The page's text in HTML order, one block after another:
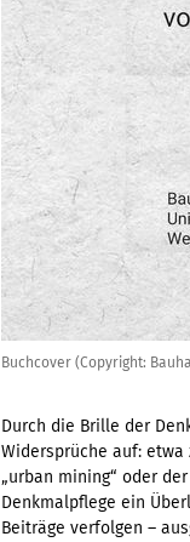
Buchcover (Copyright:
Durch die Brille der
Widersprüche auf:
„urban mining“ oder
Denkmalpflege ein
Beiträge verfolgen –